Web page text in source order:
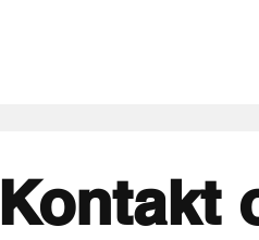
Kontakt